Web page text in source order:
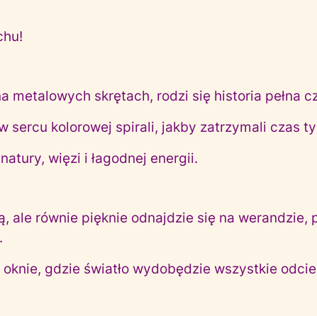
metalowych skrętach, rodzi się historia pełna
sercu kolorowej spirali, jakby zatrzymali czas
więzi i łagodnej energii.
ale równie pięknie odnajdzie się na werandzie,
gdzie światło wydobędzie wszystkie